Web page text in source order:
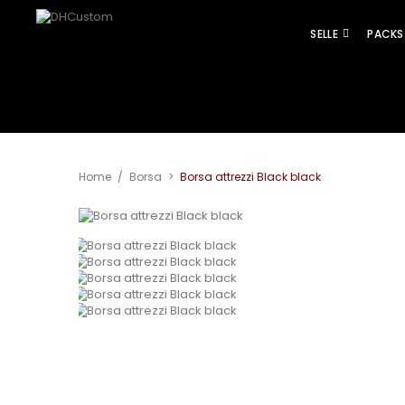
SELLE PACKS
Home / Borsa > Borsa attrezzi Black black